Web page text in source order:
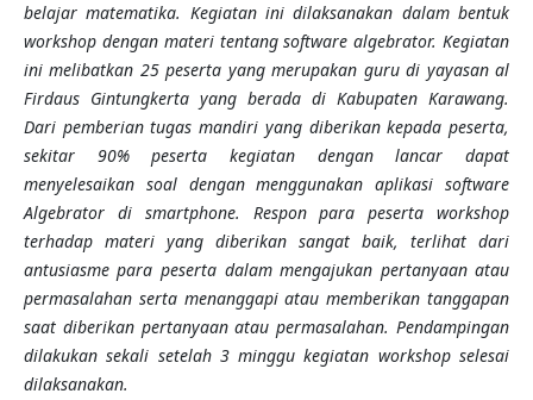
belajar matematika. Kegiatan ini dilaksanakan dalam bentuk
workshop dengan materi tentang software algebrator. Kegiatan
ini melibatkan 25 peserta yang merupakan guru di yayasan al
Firdaus Gintungkerta yang berada di Kabupaten Karawang.
Dari pemberian tugas mandiri yang diberikan kepada peserta,
sekitar 90% peserta kegiatan dengan lancar dapat
menyelesaikan soal dengan menggunakan aplikasi software
Algebrator di smartphone. Respon para peserta workshop
terhadap materi yang diberikan sangat baik, terlihat dari
antusiasme para peserta dalam mengajukan pertanyaan atau
permasalahan serta menanggapi atau memberikan tanggapan
saat diberikan pertanyaan atau permasalahan.Pendampingan
dilakukan sekali setelah 3 minggu kegiatan workshop selesai
dilaksanakan.